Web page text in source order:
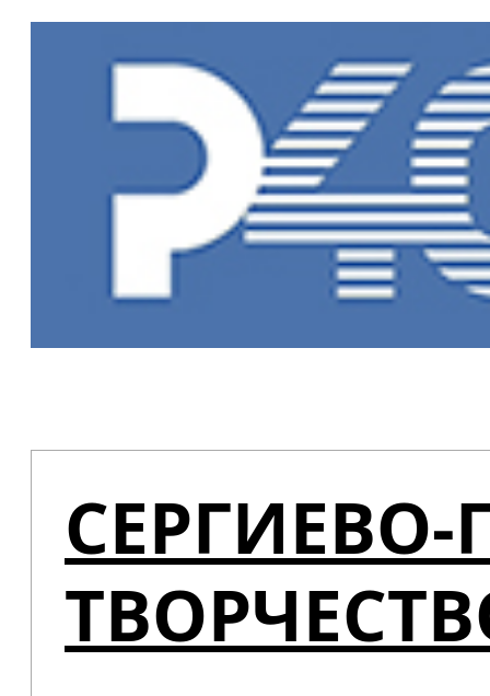
Главная»
Новости